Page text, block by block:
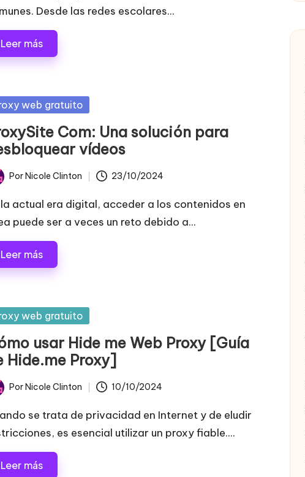
Desde las redes escolares...
Leer más
web gratuito
Com: Una solución para
vídeos
Por Nicole Clinton 23/10/2024
la actual era digital, acceder a los contenidos en
puede ser a veces un reto debido a...
Leer más
web gratuito
usar Hide me Web Proxy [Guía
Hide.me Proxy]
Por Nicole Clinton 10/10/2024
se trata de privacidad en Internet y de eludir
es esencial utilizar un proxy fiable....
Leer más